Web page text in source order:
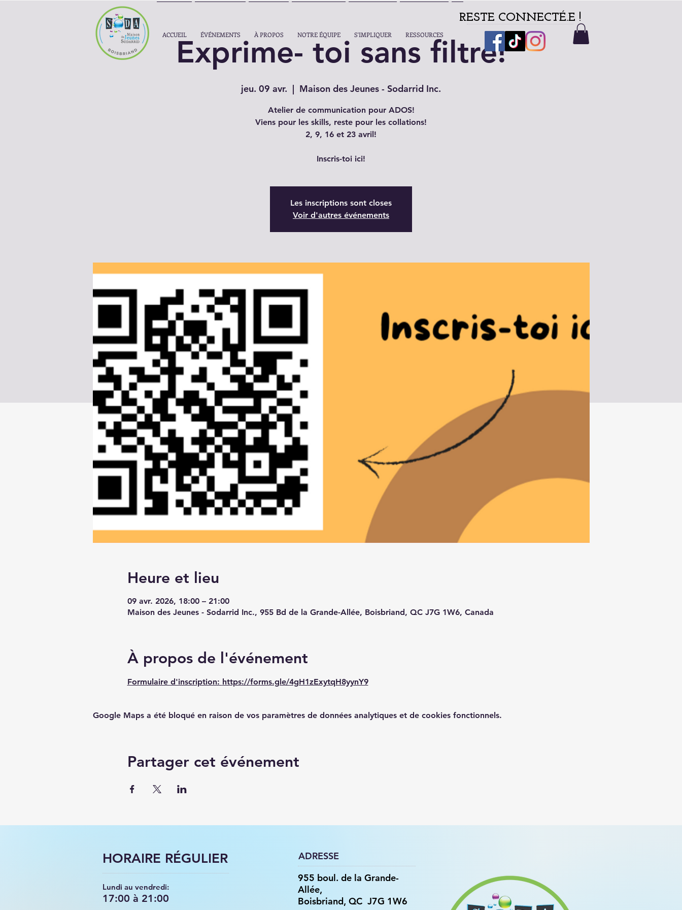
ACCUEIL ÉVÉNEMENTS À PROPOS NOTRE ÉQUIPE S'IMPLIQUER RESSOURCES
RESTE CONNECTÉ.E !
Exprime- toi sans filtre!
jeu. 09 avr.
  |
Maison des Jeunes - Sodarrid Inc.
Atelier de communication pour ADOS!
Viens pour les skills, reste pour les collations!
2, 9, 16 et 23 avril!
Les inscriptions sont closes
Voir d'autres événements
Heure et lieu
09 avr. 2026, 18:00 – 21:00
Maison des Jeunes - Sodarrid Inc., 955 Bd de la Grande-Allée, Boisbriand, QC J7G 1W6, Canada
À propos de l'événement
Formulaire d'inscription: https://forms.gle/4gH1zExytqH8yynY9
Google Maps a été bloqué en raison de vos paramètres de données analytiques et de cookies fonctionnels.
Partager cet événement
HORAIRE RÉGULIER
Lundi au vendredi:
17:00 à 21:00
ADRESSE
955 boul. de la Grande-
Allée,
Boisbriand, QC J7G 1W6